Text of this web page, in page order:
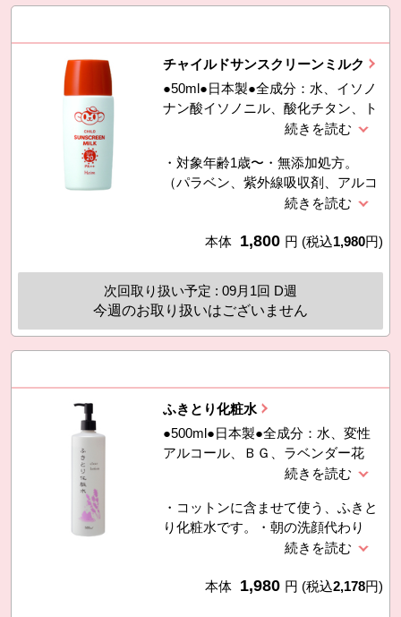
チャイルドサンスクリーンミルク
●50ml●日本製●全成分：水、イソノ
ナン酸イソノニル、酸化チタン、ト
リエチルヘキサノイン、ペンチレン
グリセリル−１０、ベタイン、Ｂ
Ｇ、ステアリン酸、ポリリシノレイ
ン酸ポリグリセリル−６、ベヘニル
ｌ、キサンタンガム、ペンタステア
アロイルラクチレートＮａ、カルボ
キシメチル−β−グルカンＮａ、グリ
・対象年齢1歳〜・無添加処方。
（パラベン、紫外線吸収剤、アルコ
ール、石油系合成界面活性剤、鉱物
肌パッチテスト済み。・アレルギー
激が起きないというわけではありま
せん。・SPF20 PA++
本体 1,800 円 (税込1,980円)
次回取り扱い予定 : 09月1回 D週
今週のお取り扱いはございません
ふきとり化粧水
●500ml●日本製●全成分：水、変性
アルコール、ＢＧ、ラベンダー花
水、ベタイン、乳酸、乳酸桿菌／セ
ス、リンゴ酸、チャエキス、ＰＥＧ
−６０水添ヒマシ油、クエン酸Ｎ
ａ、クエン酸、メチルパラベン
・コットンに含ませて使う、ふきと
り化粧水です。・朝の洗顔代わり
や、首筋やヒジ、かかとのザラつき
や油分をふき取り古い角質も除去し
本体 1,980 円 (税込2,178円)